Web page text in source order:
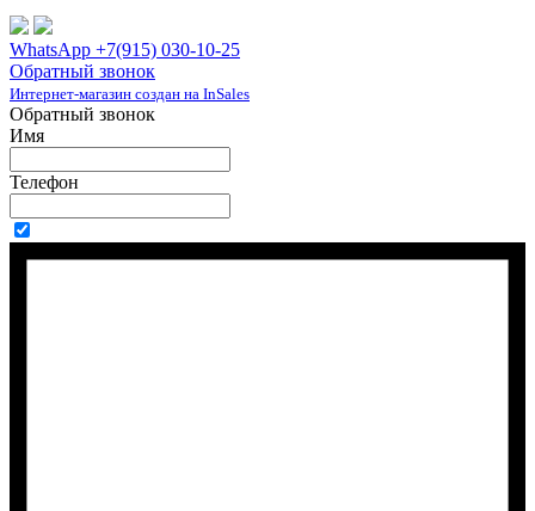
WhatsApp +7(915) 030-10-25
Обратный звонок
Интернет-магазин создан на InSales
Обратный звонок
Имя
Телефон